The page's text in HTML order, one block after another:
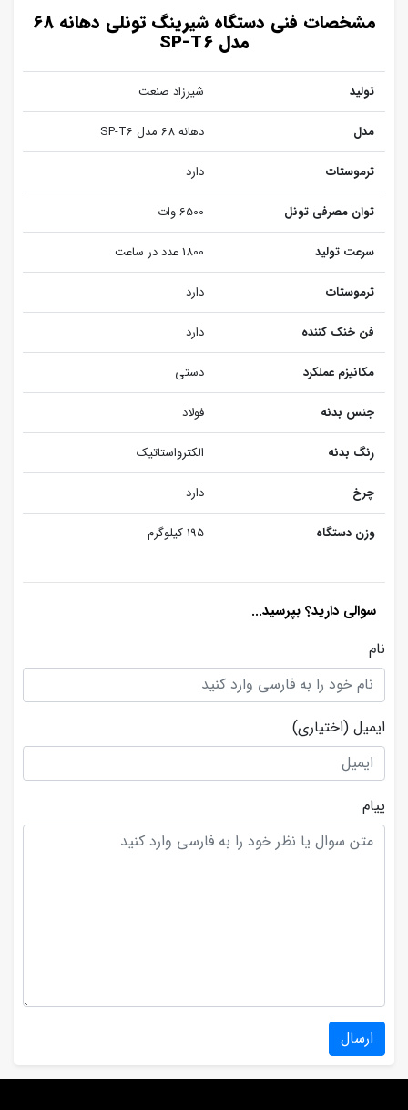
مشخصات فنی دستگاه شیرینگ تونلی دهانه 68
مدل SP-T6
تولید شیرزاد صنعت
مدل دهانه 68 مدل SP-T6
ترموستات دارد
توان مصرفی تونل 6500 وات
سرعت تولید 1800 عدد در ساعت
ترموستات دارد
فن خنک کننده دارد
مکانیزم عملکرد دستی
جنس بدنه فولاد
رنگ بدنه الکترواستاتیک
چرخ دارد
وزن دستگاه 195 کیلوگرم
سوالی دارید؟ بپرسید...
نام
ایمیل (اختیاری)
پیام
ارسال